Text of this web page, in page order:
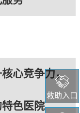
救助入口
心竞争力，
色医院